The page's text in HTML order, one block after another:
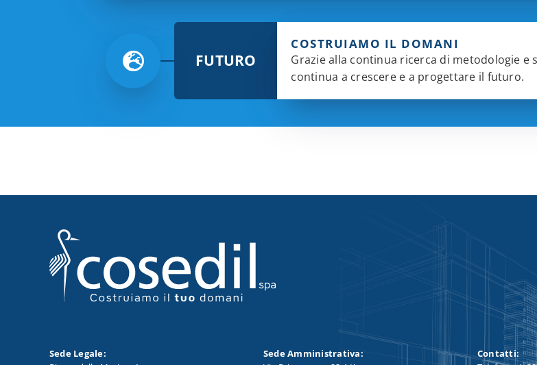
FUTURO
COSTRUIAMO IL DOMANI
Grazie alla continua ricerca di metodologie e
continua a crescere e a progettare il futuro.
Sede Legale:
Sede Amministrativa:
Contatti: